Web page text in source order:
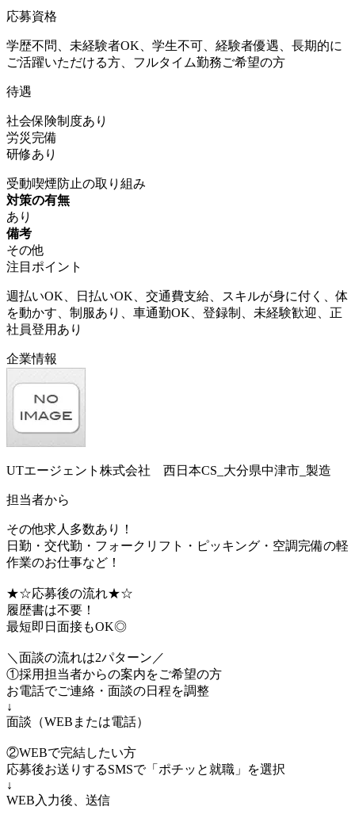
応募資格
学歴不問、未経験者OK、学生不可、経験者優遇、長期的に
ご活躍いただける方、フルタイム勤務ご希望の方
待遇
社会保険制度あり
労災完備
研修あり
受動喫煙防止の取り組み
対策の有無
あり
備考
その他
注目ポイント
週払いOK、日払いOK、交通費支給、スキルが身に付く、体
を動かす、制服あり、車通勤OK、登録制、未経験歓迎、正
社員登用あり
企業情報
UTエージェント株式会社 西日本CS_大分県中津市_製造
担当者から
その他求人多数あり！
日勤・交代勤・フォークリフト・ピッキング・空調完備の軽
作業のお仕事など！
★☆応募後の流れ★☆
履歴書は不要！
最短即日面接もOK◎
＼面談の流れは2パターン／
①採用担当者からの案内をご希望の方
お電話でご連絡・面談の日程を調整
↓
面談（WEBまたは電話）
②WEBで完結したい方
応募後お送りするSMSで「ポチッと就職」を選択
↓
WEB入力後、送信